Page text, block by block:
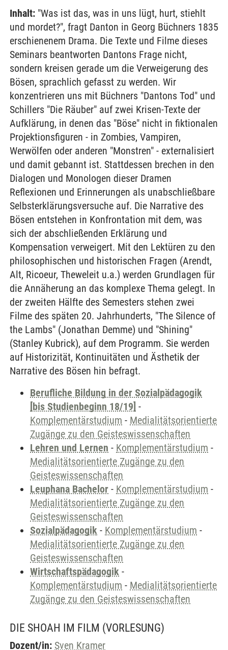
Inhalt: "Was ist das, was in uns lügt, hurt, stiehlt
und mordet?", fragt Danton in Georg Büchners 1835
erschienenem Drama. Die Texte und Filme dieses
Seminars beantworten Dantons Frage nicht,
sondern kreisen gerade um die Verweigerung des
Bösen, sprachlich gefasst zu werden. Wir
konzentrieren uns mit Büchners "Dantons Tod" und
Schillers "Die Räuber" auf zwei Krisen-Texte der
Aufklärung, in denen das "Böse" nicht in fiktionalen
Projektionsfiguren - in Zombies, Vampiren,
Werwölfen oder anderen "Monstren" - externalisiert
und damit gebannt ist. Stattdessen brechen in den
Dialogen und Monologen dieser Dramen
Reflexionen und Erinnerungen als unabschließbare
Selbsterklärungsversuche auf. Die Narrative des
Bösen entstehen in Konfrontation mit dem, was
sich der abschließenden Erklärung und
Kompensation verweigert. Mit den Lektüren zu den
philosophischen und historischen Fragen (Arendt,
Alt, Ricoeur, Theweleit u.a.) werden Grundlagen für
die Annäherung an das komplexe Thema gelegt. In
der zweiten Hälfte des Semesters stehen zwei
Filme des späten 20. Jahrhunderts, "The Silence of
the Lambs" (Jonathan Demme) und "Shining"
(Stanley Kubrick), auf dem Programm. Sie werden
auf Historizität, Kontinuitäten und Ästhetik der
Narrative des Bösen hin befragt.
Berufliche Bildung in der Sozialpädagogik
[bis Studienbeginn 18/19] -
Komplementärstudium - Medialitätsorientierte
Zugänge zu den Geisteswissenschaften
Lehren und Lernen - Komplementärstudium -
Medialitätsorientierte Zugänge zu den
Geisteswissenschaften
Leuphana Bachelor - Komplementärstudium -
Medialitätsorientierte Zugänge zu den
Geisteswissenschaften
Sozialpädagogik - Komplementärstudium -
Medialitätsorientierte Zugänge zu den
Geisteswissenschaften
Wirtschaftspädagogik -
Komplementärstudium - Medialitätsorientierte
Zugänge zu den Geisteswissenschaften
DIE SHOAH IM FILM (VORLESUNG)
Dozent/in: Sven Kramer